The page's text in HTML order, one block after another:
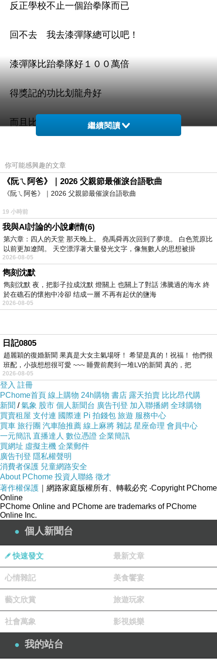
反正學校不止一個跆拳隊而已
回不去 我去漆彈隊總可以吧！
漆彈隊比跆拳隊好１００萬倍
得獎記的功比划龍舟好
而且比跆拳刺激 又很好玩
但怎麼算 就是比龍舟比跆拳好
哼哼～
上一篇：
磯磯
2007-08-23 20:16:37
你們對話也太好笑了吧= =又矮又胖哈哈哈
版主回應
哈哈~需要級數的..
2007-10-08 08:55:17
2007-07-28 21:25:54
對對對 我沒資格笑你!!!
誰跟你胖!!
超想你們的ˊ˙ˋ
就是沒資格 ㄌㄩㄝ～
繼續閱讀
你可能感興趣的文章
《阮ㄟ阿爸》｜2026 父親節最催淚台語歌曲
《阮ㄟ阿爸》｜2026 父親節最催淚台語歌曲
19 小時前
我與AI討論的小說劇情(6)
第六章：四人的天堂 那天晚上。 堯禹舜再次回到了夢境。 白色荒原比
以前更加遼闊。 天空漂浮著大量發光文字，像無數人的思想被掛
2026-08-05
雋刻沈默
雋刻沈默 夜，把影子拉成沈默 燈關上 也關上了對話 沸騰過的海水 終
於在礁石的懷抱中冷卻 结成一層 不再有起伏的鹽海
2026-08-05
日記0805
趙麗穎的復婚新聞 果真是大女主氣場呀！ 希望是真的！祝福！ 他們很
班配，小孩想想很可愛 ~~~ 睡覺前爬到一堆LV的新聞 真的，把
2026-08-05
登入 註冊
PChome首頁 線上購物 24h購物 書店 露天拍賣 比比昂代購
新聞 /氣象 股市 個人新聞台 廣告刊登 加入聯播網 全球購物
買賣租屋 支付連 國際連 Pi 拍錢包 旅遊 服務中心
買車 旅行團 汽車險推薦 線上麻將 雜誌 星座命理 會員中心
一元簡訊 直播達人 數位憑證 企業簡訊
買網址 虛擬主機 企業郵件
廣告刊登 隱私權聲明
消費者保護 兒童網路安全
About PChome 投資人聯絡 徵才
著作權保護 ｜網路家庭版權所有、轉載必究 ‧Copyright PChome
Online
PChome Online and PChome are trademarks of PChome
Online Inc.
個人新聞台
快速發文 最新文章
心情雜記 美食饗宴
藝文欣賞 旅遊玩家
社會萬象 影視娛樂
我的站台